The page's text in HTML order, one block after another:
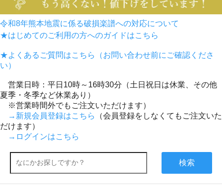
令和8年熊本地震に係る破損楽譜への対応について
★はじめてのご利用の方へのガイドはこちら
★よくあるご質問はこちら（お問い合わせ前にご確認くださ
い）
営業日時：平日10時～16時30分（土日祝日は休業、その他
夏季・冬季など休業あり）
※営業時間外でもご注文いただけます）
→新規会員登録はこちら
（会員登録をしなくてもご注文いた
だけます）
→ログインはこちら
検索